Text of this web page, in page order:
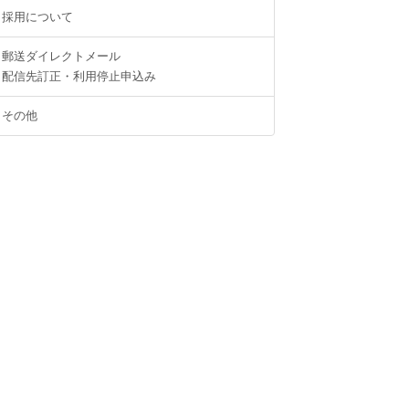
採用について
郵送ダイレクトメール
配信先訂正・利用停止申込み
その他